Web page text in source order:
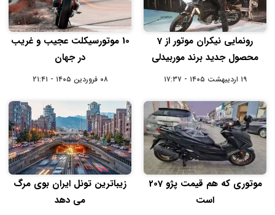
رونمایی نیکران موتور از 7
محصول جدید برند موربیدلی
۱۹ اردیبهشت ۱۴۰۵ - ۱۷:۳۷
10 موتورسیکلت عجیب و غریب
در جهان
۰۸ فروردین ۱۴۰۵ - ۲۱:۴۱
موتوری که هم قیمت پژو 207
است
زیباترین تونل ایران بوی مرگ
می دهد